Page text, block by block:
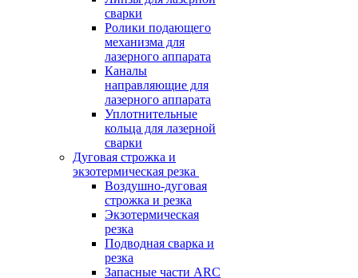
сварки
Ролики подающего
механизма для
лазерного аппарата
Каналы
направляющие для
лазерного аппарата
Уплотнительные
кольца для лазерной
сварки
Дуговая строжка и
экзотермическая резка
Воздушно-дуговая
строжка и резка
Экзотермическая
резка
Подводная сварка и
резка
Запасные части ARC